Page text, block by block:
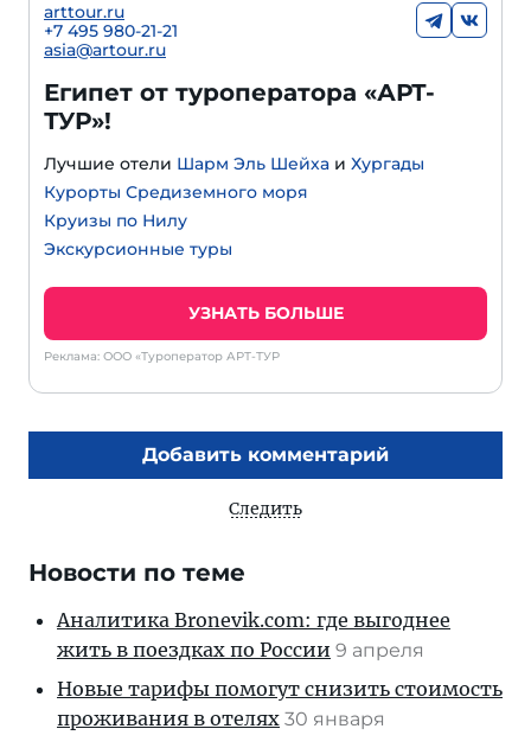
arttour.ru
+7 495 980-21-21
asia@artour.ru
Египет от туроператора «АРТ-
ТУР»!
Лучшие отели Шарм Эль Шейха и Хургады
Курорты Средиземного моря
Круизы по Нилу
Экскурсионные туры
УЗНАТЬ БОЛЬШЕ
Реклама: ООО «Туроператор АРТ-ТУР
Добавить комментарий
Следить
Новости по теме
Аналитика Bronevik.com: где выгоднее
жить в поездках по России 9 апреля
Новые тарифы помогут снизить стоимость
проживания в отелях 30 января